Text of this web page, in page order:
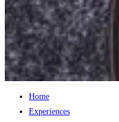
Home
Experiences